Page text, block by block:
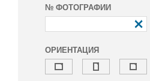
№ ФОТОГРАФИИ
ОРИЕНТАЦИЯ